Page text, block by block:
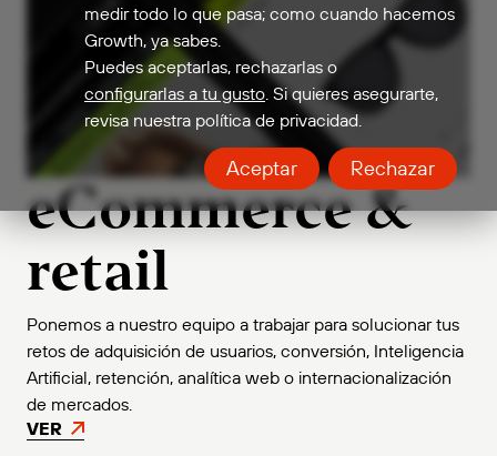
eCommerce &
retail
Ponemos a nuestro equipo a trabajar para solucionar tus
retos de adquisición de usuarios, conversión, Inteligencia
Artificial, retención, analítica web o internacionalización
de mercados.
VER
medir todo lo que pasa; como cuando hacemos
Growth, ya sabes.
Puedes aceptarlas, rechazarlas o
configurarlas a tu gusto . Si quieres asegurarte,
revisa nuestra política de privacidad.
Aceptar Rechazar